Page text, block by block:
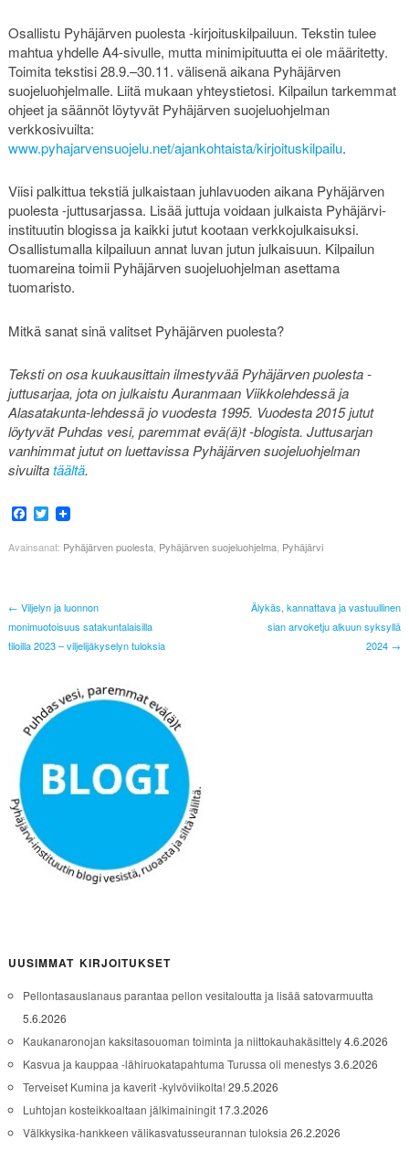
Osallistu Pyhäjärven puolesta -kirjoituskilpailuun. Tekstin tulee
mahtua yhdelle A4-sivulle, mutta minimipituutta ei ole määritetty.
Toimita tekstisi 28.9.–30.11. välisenä aikana Pyhäjärven
suojeluohjelmalle. Liitä mukaan yhteystietosi. Kilpailun tarkemmat
ohjeet ja säännöt löytyvät Pyhäjärven suojeluohjelman
verkkosivuilta:
www.pyhajarvensuojelu.net/ajankohtaista/kirjoituskilpailu.
Viisi palkittua tekstiä julkaistaan juhlavuoden aikana Pyhäjärven
puolesta -juttusarjassa. Lisää juttuja voidaan julkaista Pyhäjärvi-
instituutin blogissa ja kaikki jutut kootaan verkkojulkaisuksi.
Osallistumalla kilpailuun annat luvan jutun julkaisuun. Kilpailun
tuomareina toimii Pyhäjärven suojeluohjelman asettama
tuomaristo.
Mitkä sanat sinä valitset Pyhäjärven puolesta?
Teksti on osa kuukausittain ilmestyvää Pyhäjärven puolesta -
juttusarjaa, jota on julkaistu Auranmaan Viikkolehdessä ja
Alasatakunta-lehdessä jo vuodesta 1995. Vuodesta 2015 jutut
löytyvät Puhdas vesi, paremmat evä(ä)t -blogista. Juttusarjan
vanhimmat jutut on luettavissa Pyhäjärven suojeluohjelman
sivuiltatäältä.
Facebook
Twitter
Avainsanat: Pyhäjärven puolesta, Pyhäjärven suojeluohjelma, Pyhäjärvi
← Viljelyn ja luonnon
monimuotoisuus satakuntalaisilla
tiloilla 2023 – viljelijäkyselyn tuloksia
Älykäs, kannattava ja vastuullinen
sian arvoketju alkuun syksyllä
2024 →
UUSIMMAT KIRJOITUKSET
Pellontasauslanaus parantaa pellon vesitaloutta ja lisää satovarmuutta
5.6.2026
Kaukanaronojan kaksitasouoman toiminta ja niittokauhakäsittely4.6.2026
Kasvua ja kauppaa -lähiruokatapahtuma Turussa oli menestys3.6.2026
Terveiset Kumina ja kaverit -kylvöviikolta!29.5.2026
Luhtojan kosteikkoaltaan jälkimainingit 17.3.2026
Välkkysika-hankkeen välikasvatusseurannan tuloksia 26.2.2026